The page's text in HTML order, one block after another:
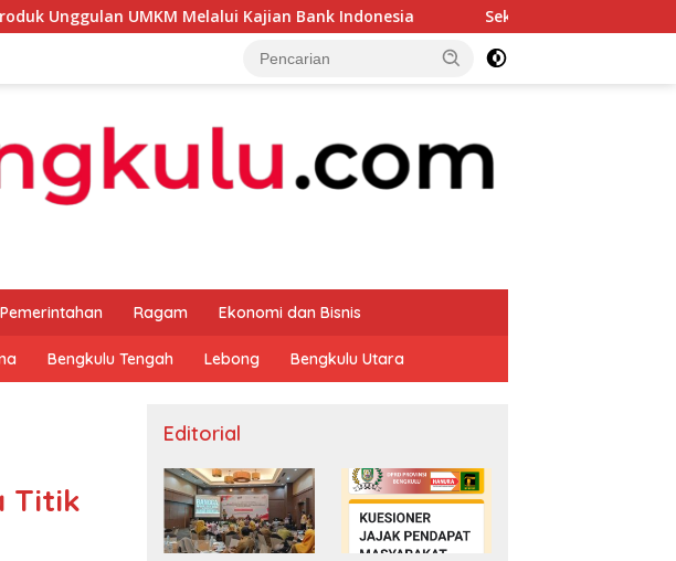
Melalui Kajian Bank Indonesia Sekda Apresiasi Inspektorat Provinsi
Pemerintahan Ragam Ekonomi dan Bisnis
Bengkulu Tengah Lebong Bengkulu Utara
Titik
Editorial